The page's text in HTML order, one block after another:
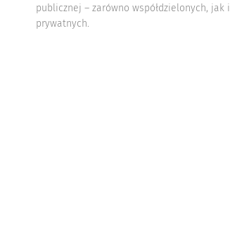
publicznej – zarówno współdzielonych, jak i
prywatnych.